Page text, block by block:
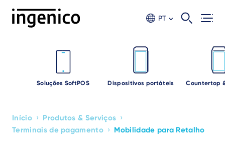
PT
Soluções SoftPOS Dispositivos portáteis Countertop
Breadcrumb
Início › Produtos & Serviços ›
Terminais de pagamento › Mobilidade para Retalho